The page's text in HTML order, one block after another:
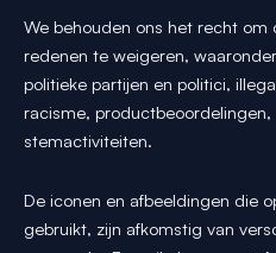
We behouden ons het recht
redenen te weigeren,
politieke partijen en politici,
racisme,
stemactiviteiten.
De iconen en afbeeldingen die
gebruikt, zijn afkomstig van